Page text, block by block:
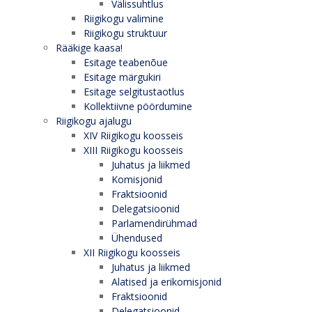
Välissuhtlus
Riigikogu valimine
Riigikogu struktuur
Rääkige kaasa!
Esitage teabenõue
Esitage märgukiri
Esitage selgitustaotlus
Kollektiivne pöördumine
Riigikogu ajalugu
XIV Riigikogu koosseis
XIII Riigikogu koosseis
Juhatus ja liikmed
Komisjonid
Fraktsioonid
Delegatsioonid
Parlamendirühmad
Ühendused
XII Riigikogu koosseis
Juhatus ja liikmed
Alatised ja erikomisjonid
Fraktsioonid